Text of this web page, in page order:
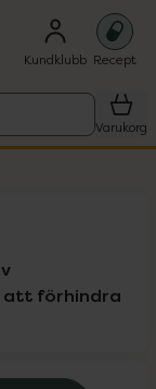
Kundklubb Recept
Varukorg
att förhindra